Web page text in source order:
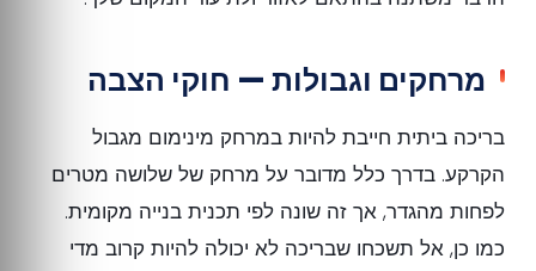
מרחקים וגבולות — חוקי הצבה
בריכה ביתית חייבת להיות במרחק מינימום מגבול
הקרקע. בדרך כלל מדובר על מרחק של שלושה מטרים
לפחות מהגדר, אך זה שונה לפי תכנית בנייה מקומית.
כמו כן, אל תשכחו שבריכה לא יכולה להיות קרוב מדי